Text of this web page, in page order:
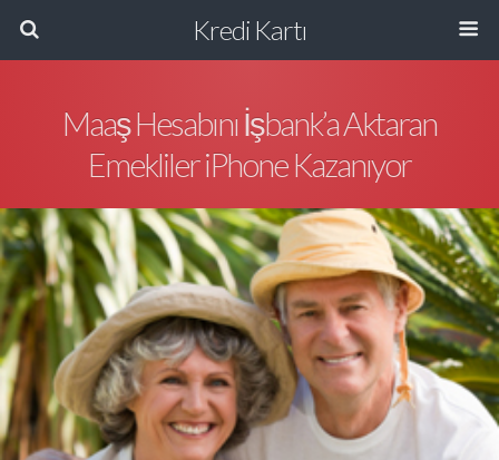
Kredi Kartı
Maaş Hesabını İşbank’a Aktaran
Emekliler iPhone Kazanıyor